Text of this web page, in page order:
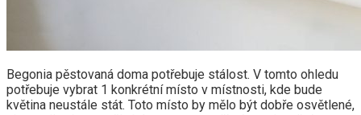
Begonia pěstovaná doma potřebuje stálost. V tomto ohledu
potřebuje vybrat 1 konkrétní místo v místnosti, kde bude
květina neustále stát. Toto místo by mělo být dobře osvětlené,